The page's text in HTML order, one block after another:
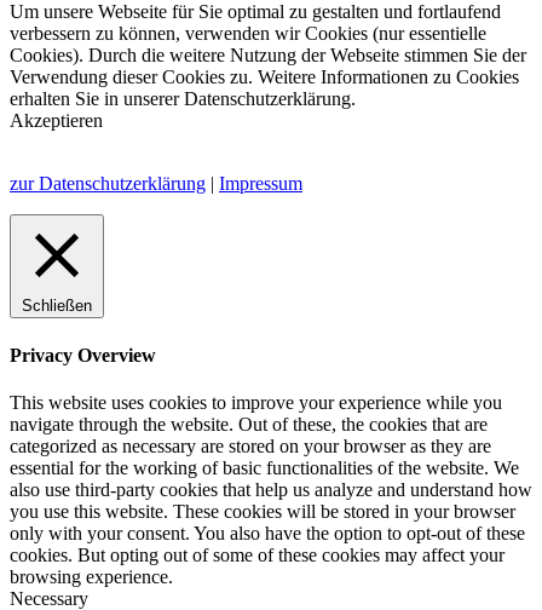
Um unsere Webseite für Sie optimal zu gestalten und fortlaufend
verbessern zu können, verwenden wir Cookies (nur essentielle
Cookies). Durch die weitere Nutzung der Webseite stimmen Sie der
Verwendung dieser Cookies zu. Weitere Informationen zu Cookies
erhalten Sie in unserer Datenschutzerklärung.
Akzeptieren
zur Datenschutzerklärung | Impressum
Schließen
Privacy Overview
This website uses cookies to improve your experience while you
navigate through the website. Out of these, the cookies that are
categorized as necessary are stored on your browser as they are
essential for the working of basic functionalities of the website. We
also use third-party cookies that help us analyze and understand how
you use this website. These cookies will be stored in your browser
only with your consent. You also have the option to opt-out of these
cookies. But opting out of some of these cookies may affect your
browsing experience.
Necessary